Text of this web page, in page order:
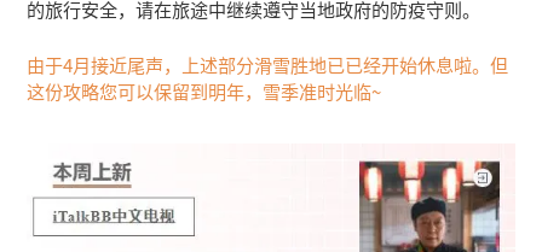
的旅行安全，请在旅途中继续遵守当地政府的防疫守则。
由于4月接近尾声，上述部分滑雪胜地已已经开始休息啦。但
这份攻略您可以保留到明年，雪季准时光临~